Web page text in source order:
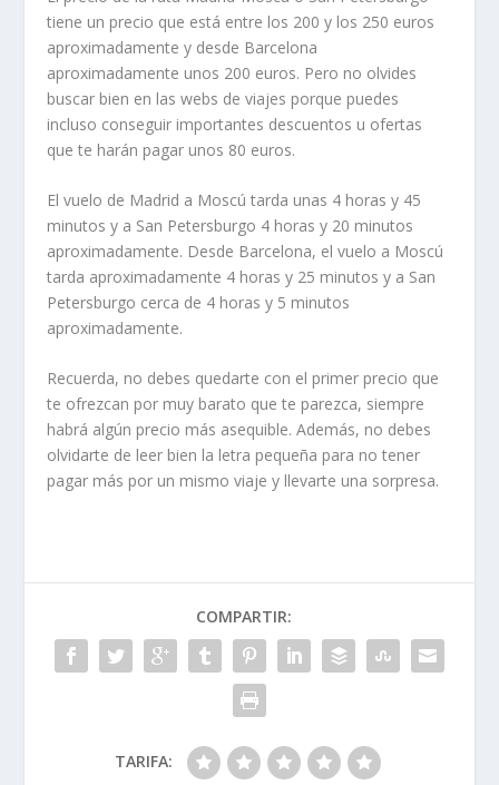
tiene un precio que está entre los 200 y los 250 euros
aproximadamente y desde Barcelona
aproximadamente unos 200 euros. Pero no olvides
buscar bien en las webs de viajes porque puedes
incluso conseguir importantes descuentos u ofertas
que te harán pagar unos 80 euros.
El vuelo de Madrid a Moscú tarda unas 4 horas y 45
minutos y a San Petersburgo 4 horas y 20 minutos
aproximadamente. Desde Barcelona, el vuelo a Moscú
tarda aproximadamente 4 horas y 25 minutos y a San
Petersburgo cerca de 4 horas y 5 minutos
aproximadamente.
Recuerda, no debes quedarte con el primer precio que
te ofrezcan por muy barato que te parezca, siempre
habrá algún precio más asequible. Además, no debes
olvidarte de leer bien la letra pequeña para no tener
pagar más por un mismo viaje y llevarte una sorpresa.
COMPARTIR:
TARIFA: